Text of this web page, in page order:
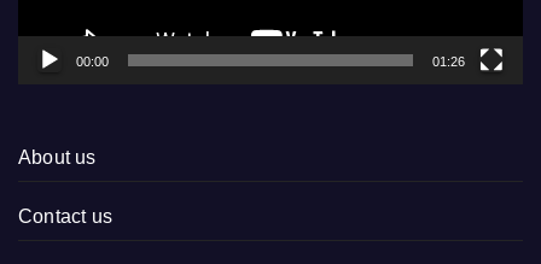
00:00 01:26
About us
Contact us